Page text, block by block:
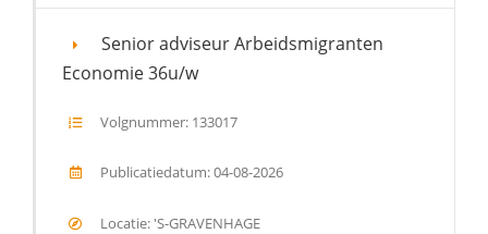
Senior adviseur Arbeidsmigranten
Economie 36u/w
Volgnummer: 133017
Publicatiedatum: 04-08-2026
Locatie: 'S-GRAVENHAGE